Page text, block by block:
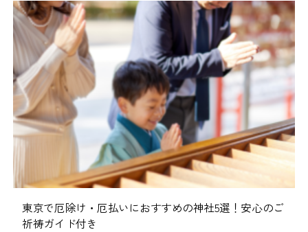
東京で厄除け・厄払いにおすすめの神社5選！安心のご
祈祷ガイド付き